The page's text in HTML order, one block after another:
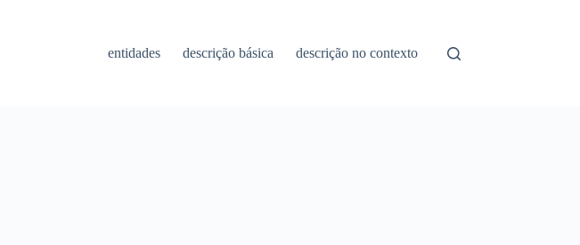
entidades descrição básica descrição no contexto